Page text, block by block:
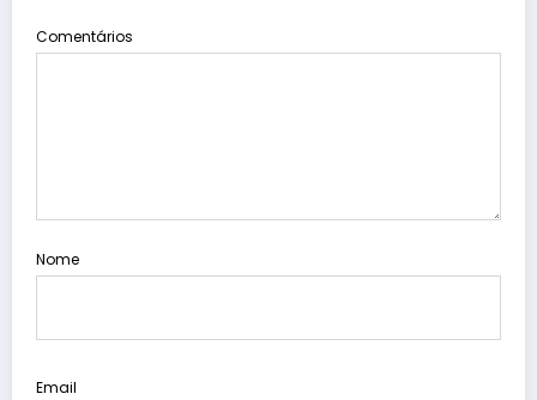
Comentários
Nome
Email